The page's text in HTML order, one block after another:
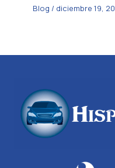
Blog / diciembre 19,